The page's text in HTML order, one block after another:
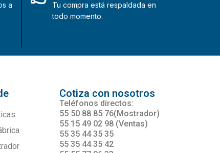
a
Tu compra está respaldada en
todo momento.
Cotiza con nosotros
Teléfonos directos:
55 50 88 85 76(Mostrador)
55 15 49 02 98 (Ventas)
55 35 44 35 35
55 35 44 35 42